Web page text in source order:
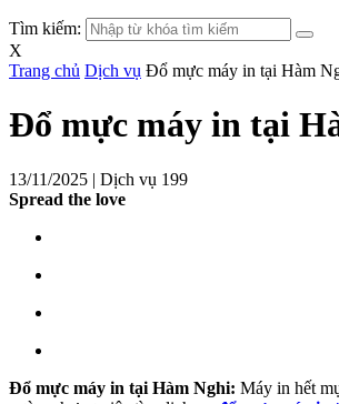
Tìm kiếm:
X
Trang chủ Dịch vụ Đổ mực máy in tại Hàm
Đổ mực máy in tại
13/11/2025 | Dịch vụ 199
Spread the love
Đổ mực máy in tại Hàm Nghi: Máy in hết